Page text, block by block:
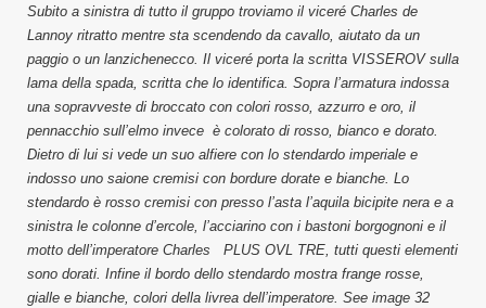
Subito a sinistra di tutto il gruppo troviamo il viceré Charles de
Lannoy ritratto mentre sta scendendo da cavallo, aiutato da un
paggio o un lanzichenecco. Il viceré porta la scritta VISSEROV sulla
lama della spada, scritta che lo identifica. Sopra l’armatura indossa
una sopravveste di broccato con colori rosso, azzurro e oro, il
pennacchio sull’elmo invece è colorato di rosso, bianco e dorato.
Dietro di lui si vede un suo alfiere con lo stendardo imperiale e
indosso uno saione cremisi con bordure dorate e bianche. Lo
stendardo è rosso cremisi con presso l’asta l’aquila bicipite nera e a
sinistra le colonne d’ercole, l’acciarino con i bastoni borgognoni e il
motto dell’imperatore Charles PLUS OVL TRE, tutti questi elementi
sono dorati. Infine il bordo dello stendardo mostra frange rosse,
gialle e bianche, colori della livrea dell’imperatore. See image 32